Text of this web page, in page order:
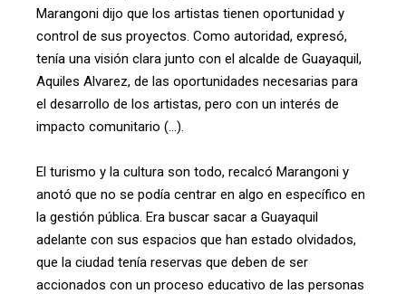
Marangoni dijo que los artistas tienen oportunidad y
control de sus proyectos. Como autoridad, expresó,
tenía una visión clara junto con el alcalde de Guayaquil,
Aquiles Alvarez, de las oportunidades necesarias para
el desarrollo de los artistas, pero con un interés de
impacto comunitario (…).
El turismo y la cultura son todo, recalcó Marangoni y
anotó que no se podía centrar en algo en específico en
la gestión pública. Era buscar sacar a Guayaquil
adelante con sus espacios que han estado olvidados,
que la ciudad tenía reservas que deben de ser
accionados con un proceso educativo de las personas